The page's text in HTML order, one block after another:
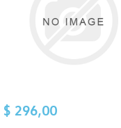
$ 296,00